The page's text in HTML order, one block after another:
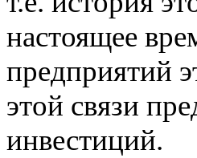
настоящее
предприятий
этой связи
инвестиций.